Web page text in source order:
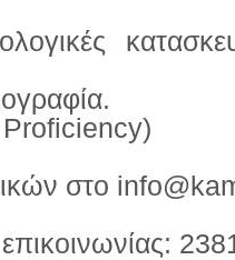
Proficiency)
στο